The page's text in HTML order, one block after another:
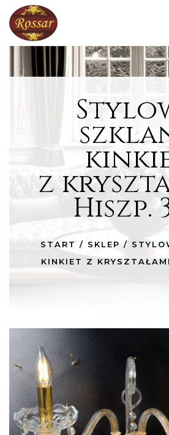
z
Hiszp.
START / SKLEP /
KINKIET Z